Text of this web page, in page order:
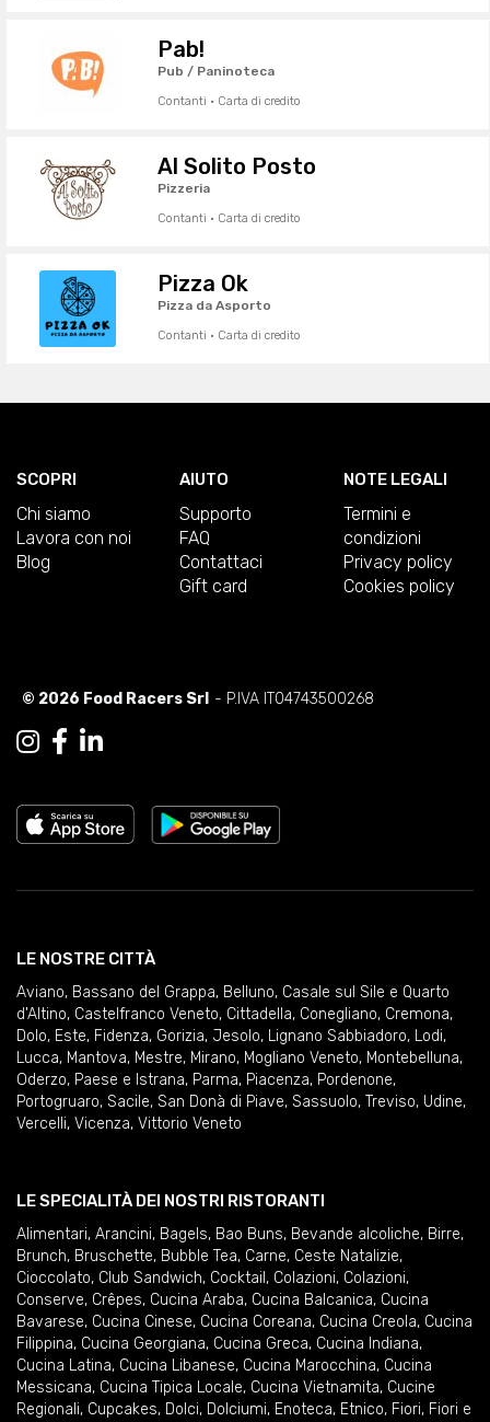
Pab!
Pub / Paninoteca
Contanti · Carta di credito
Al Solito Posto
Pizzeria
Contanti · Carta di credito
Pizza Ok
Pizza da Asporto
Contanti · Carta di credito
SCOPRI
Chi siamo
Lavora con noi
Blog
AIUTO
Supporto
FAQ
Contattaci
Gift card
NOTE LEGALI
Termini e
condizioni
Privacy policy
Cookies policy
© 2026 Food Racers Srl - P.IVA IT04743500268
LE NOSTRE CITTÀ
Aviano, Bassano del Grappa, Belluno, Casale sul Sile e Quarto
d'Altino, Castelfranco Veneto, Cittadella, Conegliano, Cremona,
Dolo, Este, Fidenza, Gorizia, Jesolo, Lignano Sabbiadoro, Lodi,
Lucca, Mantova, Mestre, Mirano, Mogliano Veneto, Montebelluna,
Oderzo, Paese e Istrana, Parma, Piacenza, Pordenone,
Portogruaro, Sacile, San Donà di Piave, Sassuolo, Treviso, Udine,
Vercelli, Vicenza, Vittorio Veneto
LE SPECIALITÀ DEI NOSTRI RISTORANTI
Alimentari, Arancini, Bagels, Bao Buns, Bevande alcoliche, Birre,
Brunch, Bruschette, Bubble Tea, Carne, Ceste Natalizie,
Cioccolato, Club Sandwich, Cocktail , Colazioni, Colazioni,
Conserve, Crêpes, Cucina Araba, Cucina Balcanica, Cucina
Bavarese, Cucina Cinese, Cucina Coreana, Cucina Creola, Cucina
Filippina, Cucina Georgiana, Cucina Greca, Cucina Indiana,
Cucina Latina, Cucina Libanese, Cucina Marocchina, Cucina
Messicana, Cucina Tipica Locale, Cucina Vietnamita, Cucine
Regionali, Cupcakes, Dolci, Dolciumi, Enoteca, Etnico, Fiori, Fiori e